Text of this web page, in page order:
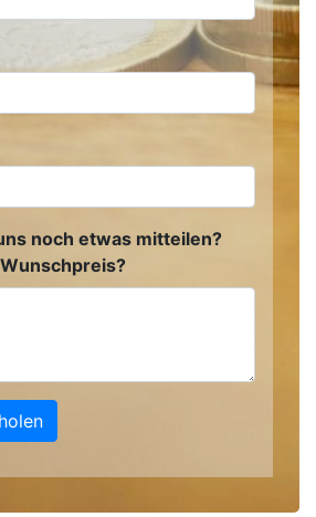
noch etwas mitteilen?